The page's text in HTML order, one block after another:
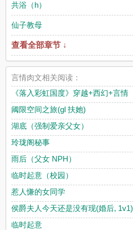
共浴（h）
仙子教母
查看全部章节 ↓
言情肉文相关阅读：
《落入彩虹国度》穿越+西幻+言情
阈限空间之旅(gl 扶她)
湖底（强制爱亲父女）
玲珑阁秘事
雨后（父女 NPH）
临时起意（校园）
惹人慊的女同学
侯爵夫人今天还是没有现(婚后, 1v1)
临时起意